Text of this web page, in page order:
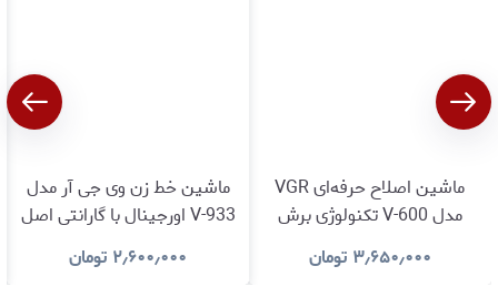
ماشین اصلاح حرفه‌ای VGR
مدل V-600 تکنولوژی برش
مستقیم و استیل ضد زنگ با
گارانتی اصالت و سلامت کالا
۳٫۶۵۰٫۰۰۰ تومان
ماشین خط زن وی جی آر مدل
V-933 اورجینال با گارانتی اصل
و سلامت بودن کالا
۲٫۶۰۰٫۰۰۰ تومان